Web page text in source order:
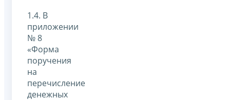
1.4. В
приложении
№ 8
«Форма
поручения
на
перечисление
денежных